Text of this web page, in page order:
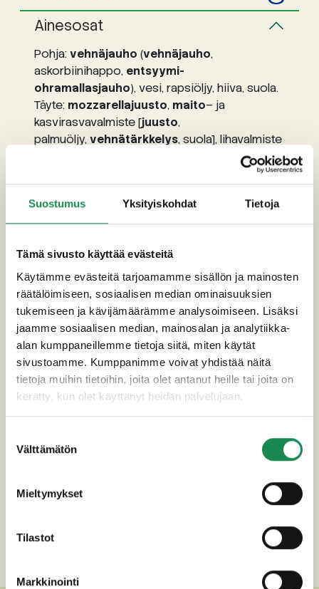
Suostumus Yksityiskohdat Tietoja
Tämä sivusto käyttää evästeitä
Käytämme evästeitä tarjoamamme sisällön ja mainosten
räätälöimiseen, sosiaalisen median ominaisuuksien
tukemiseen ja kävijämäärämme analysoimiseen. Lisäksi
jaamme sosiaalisen median, mainosalan ja analytiikka-
alan kumppaneillemme tietoja siitä, miten käytät
sivustoamme. Kumppanimme voivat yhdistää näitä
tietoja muihin tietoihin, joita olet antanut heille tai joita on
kerätty, kun olet käyttänyt heidän palvelujaan.
valinta
Välttämätön
Mieltymykset
Tilastot
Markkinointi
Ainesosat
Pohja:vehnäjauho (vehnäjauho,
askorbiinihappo, entsyymi-
ohramallasjauho), vesi, rapsiöljy, hiiva, suola.
Täyte: mozzarellajuusto, maito– ja
kasvirasvavalmiste [juusto,
palmuöljy,vehnätärkkelys, suola], lihavalmiste
13 %, [sianliha (Suomi), silava, vesi, suola,
sakeuttamisaine (E407a),
happamuudensäätöaineet (E326, E262, E508),
hapettumisenestoaineet (E300, E301, E315),
mausteet (inkivääri, valkopippuri,
kardemumma), säilöntäaine (E250)],
tomaattikastike [vesi, rapsiöljy, mausteet
(tomaatti, kynteli, paprika, sipuli, mustapippuri,
chili), sokeri, modifioitu tärkkelys (E1422),
maissimaltodekstriini, happamuudensäätöaine
(E330, E262), suola, aromivahvenne (E621),
aromit (mm. valkosipuli), stabilointiaine (E415)],
ananas 4 %. Saattaa sisältää jäämiä
Erikoisruokavaliot
Ravintosisältö